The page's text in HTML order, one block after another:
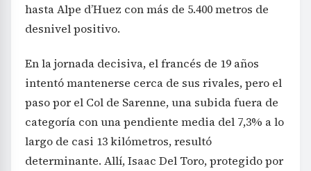
hasta Alpe d’Huez con más de 5.400 metros de
desnivel positivo.
En la jornada decisiva, el francés de 19 años
intentó mantenerse cerca de sus rivales, pero el
paso por el Col de Sarenne, una subida fuera de
categoría con una pendiente media del 7,3% a lo
largo de casi 13 kilómetros, resultó
determinante. Allí, Isaac Del Toro, protegido por